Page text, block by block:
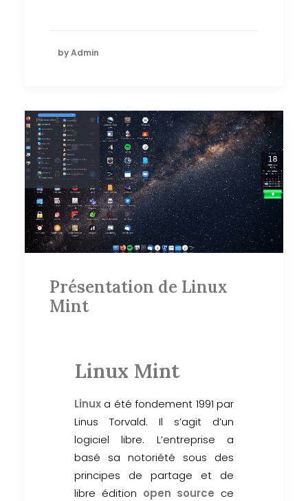
by Admin
Présentation de Linux
Mint
Linux Mint
Linux a été fondement 1991 par
Linus Torvald. Il s’agit d’un
logiciel libre. L’entreprise a
basé sa notoriété sous des
principes de partage et de
libre édition open source ce